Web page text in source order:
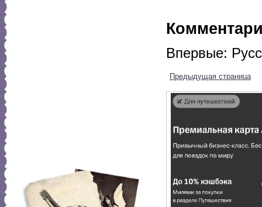
Впервые:
Предыдущая страница